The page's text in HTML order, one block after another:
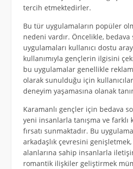
tercih etmektedirler.
Bu tür uygulamaların popüler
nedeni vardır. Öncelikle, bedava
uygulamaları kullanıcı dostu
kullanımıyla gençlerin ilgisini
bu uygulamalar genellikle
olarak sunulduğu için
deneyim yaşamasına olanak
Karamanlı gençler için bedava
yeni insanlarla tanışma ve
fırsatı sunmaktadır. Bu
arkadaşlık çevresini
alanlarına sahip insanlarla
romantik ilişkiler geliştirmek